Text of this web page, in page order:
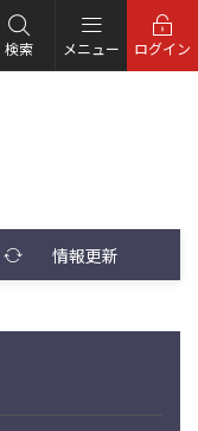
検索 メニュー ログイン
情報更新